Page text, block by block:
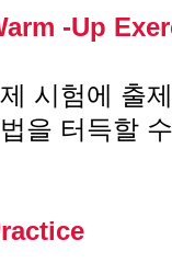
-Up
시험에 출
을 터득할